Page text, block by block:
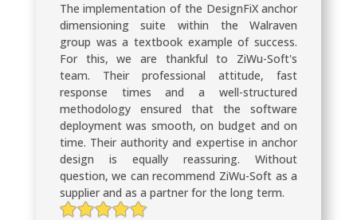
The implementation of the DesignFiX anchor
dimensioning suite within the Walraven
group was a textbook example of success.
For this, we are thankful to ZiWu-Soft's
team. Their professional attitude, fast
response times and a well-structured
methodology ensured that the software
deployment was smooth, on budget and on
time. Their authority and expertise in anchor
design is equally reassuring. Without
question, we can recommend ZiWu-Soft as a
supplier and as a partner for the long term.